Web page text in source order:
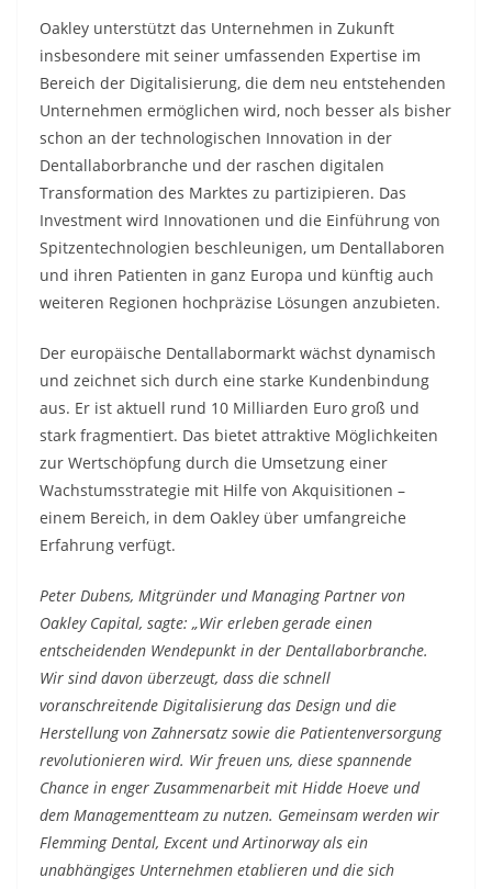
Oakley unterstützt das Unternehmen in Zukunft
insbesondere mit seiner umfassenden Expertise im
Bereich der Digitalisierung, die dem neu entstehenden
Unternehmen ermöglichen wird, noch besser als bisher
schon an der technologischen Innovation in der
Dentallaborbranche und der raschen digitalen
Transformation des Marktes zu partizipieren. Das
Investment wird Innovationen und die Einführung von
Spitzentechnologien beschleunigen, um Dentallaboren
und ihren Patienten in ganz Europa und künftig auch
weiteren Regionen hochpräzise Lösungen anzubieten.
Der europäische Dentallabormarkt wächst dynamisch
und zeichnet sich durch eine starke Kundenbindung
aus. Er ist aktuell rund 10 Milliarden Euro groß und
stark fragmentiert. Das bietet attraktive Möglichkeiten
zur Wertschöpfung durch die Umsetzung einer
Wachstumsstrategie mit Hilfe von Akquisitionen –
einem Bereich, in dem Oakley über umfangreiche
Erfahrung verfügt.
Peter Dubens, Mitgründer und Managing Partner von
Oakley Capital, sagte: „Wir erleben gerade einen
entscheidenden Wendepunkt in der Dentallaborbranche.
Wir sind davon überzeugt, dass die schnell
voranschreitende Digitalisierung das Design und die
Herstellung von Zahnersatz sowie die Patientenversorgung
revolutionieren wird. Wir freuen uns, diese spannende
Chance in enger Zusammenarbeit mit Hidde Hoeve und
dem Managementteam zu nutzen. Gemeinsam werden wir
Flemming Dental, Excent und Artinorway als ein
unabhängiges Unternehmen etablieren und die sich